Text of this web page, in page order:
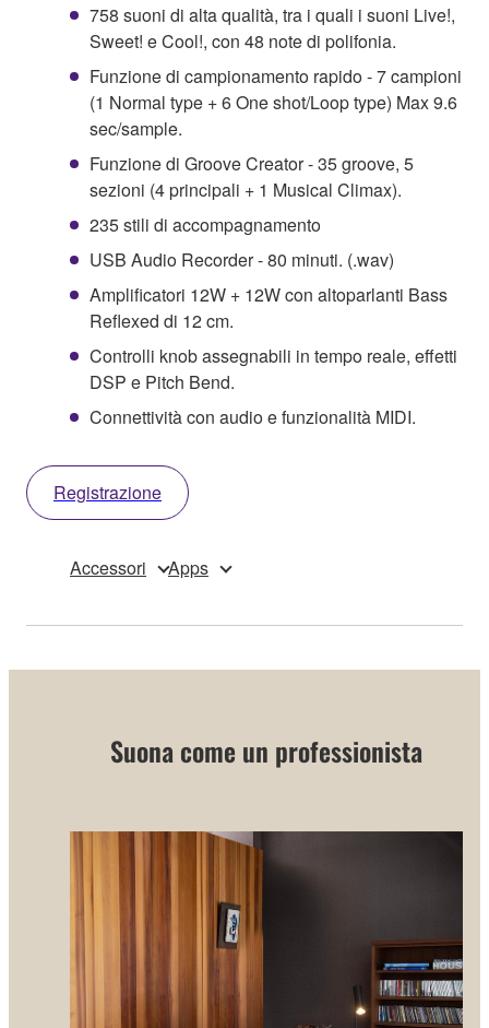
758 suoni di alta qualità, tra i quali i suoni Live!,
Sweet! e Cool!, con 48 note di polifonia.
Funzione di campionamento rapido - 7 campioni
(1 Normal type + 6 One shot/Loop type) Max 9.6
sec/sample.
Funzione di Groove Creator - 35 groove, 5
sezioni (4 principali + 1 Musical Climax).
235 stili di accompagnamento
USB Audio Recorder - 80 minuti. (.wav)
Amplificatori 12W + 12W con altoparlanti Bass
Reflexed di 12 cm.
Controlli knob assegnabili in tempo reale, effetti
DSP e Pitch Bend.
Connettività con audio e funzionalità MIDI.
Registrazione
Accessori Apps
Suona come un professionista